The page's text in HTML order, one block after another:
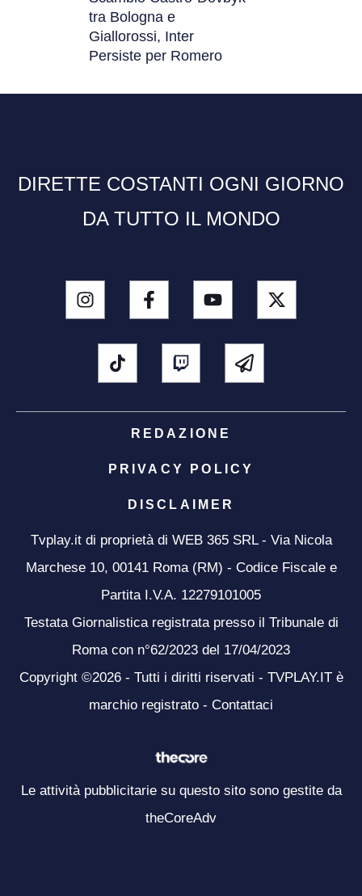
tra Bologna e
Giallorossi, Inter
Persiste per Romero
DIRETTE COSTANTI OGNI GIORNO
DA TUTTO IL MONDO
REDAZIONE
PRIVACY POLICY
DISCLAIMER
Tvplay.it di proprietà di WEB 365 SRL - Via Nicola
Marchese 10, 00141 Roma (RM) - Codice Fiscale e
Partita I.V.A. 12279101005
Testata Giornalistica registrata presso il Tribunale di
Roma con n°62/2023 del 17/04/2023
Copyright ©2026 - Tutti i diritti riservati - TVPLAY.IT è
marchio registrato - Contattaci
Le attività pubblicitarie su questo sito sono gestite da
theCoreAdv